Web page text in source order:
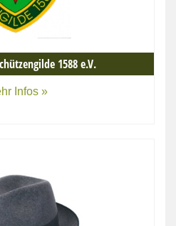
1588 e.V.
Infos »